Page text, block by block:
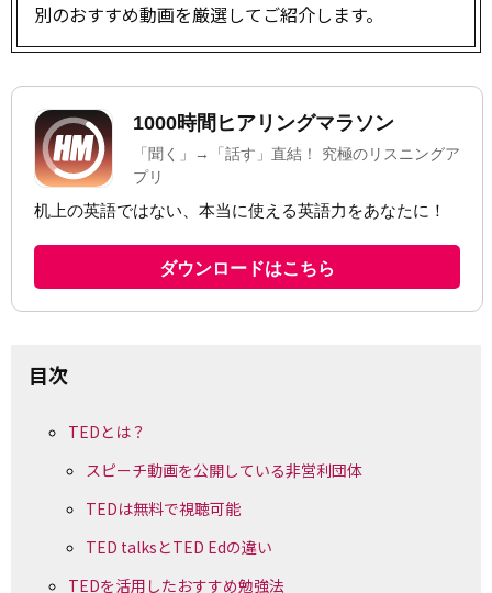
別のおすすめ動画を厳選してご紹介します。
目次
TEDとは？
スピーチ動画を公開している非営利団体
TEDは無料で視聴可能
TED talksとTED Edの違い
TEDを活用したおすすめ勉強法